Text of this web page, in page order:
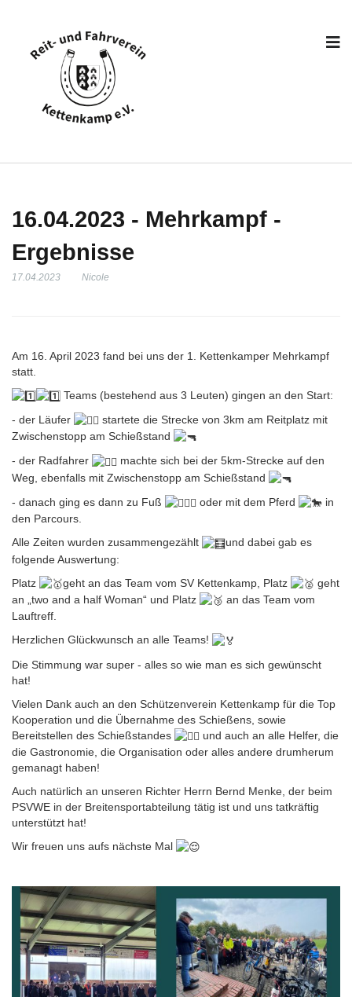
16.04.2023 - Mehrkampf -
Ergebnisse
17.04.2023 Nicole
Am 16. April 2023 fand bei uns der 1. Kettenkamper Mehrkampf
statt.
Teams (bestehend aus 3 Leuten) gingen an den Start:
- der Läufer
startete die Strecke von 3km am Reitplatz mit
Zwischenstopp am Schießstand
- der Radfahrer
machte sich bei der 5km-Strecke auf den
Weg, ebenfalls mit Zwischenstopp am Schießstand
- danach ging es dann zu Fuß
oder mit dem Pferd
in
den Parcours.
Alle Zeiten wurden zusammengezählt
und dabei gab es
folgende Auswertung:
Platz
geht an das Team vom SV Kettenkamp, Platz
geht
an „two and a half Woman“ und Platz
an das Team vom
Lauftreff.
Herzlichen Glückwunsch an alle Teams!
Die Stimmung war super - alles so wie man es sich gewünscht
hat!
Vielen Dank auch an den Schützenverein Kettenkamp für die Top
Kooperation und die Übernahme des Schießens, sowie
Bereitstellen des Schießstandes
und auch an alle Helfer, die
die Gastronomie, die Organisation oder alles andere drumherum
gemanagt haben!
Auch natürlich an unseren Richter Herrn Bernd Menke, der beim
PSVWE in der Breitensportabteilung tätig ist und uns tatkräftig
unterstützt hat!
Wir freuen uns aufs nächste Mal